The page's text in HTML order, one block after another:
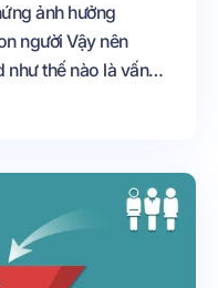
ảnh hưởng
người Vậy nên
thế nào là vấn
này